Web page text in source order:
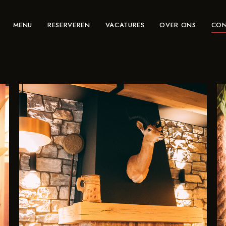
MENU RESERVEREN VACATURES OVER ONS